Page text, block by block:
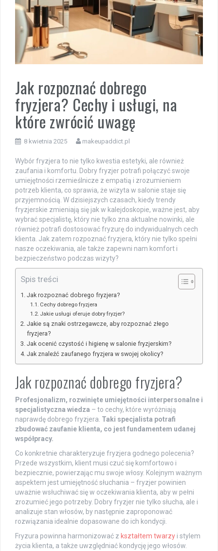
Jak rozpoznać dobrego
fryzjera? Cechy i usługi, na
które zwrócić uwagę
8 kwietnia 2025 makeupaddict.pl
Wybór fryzjera to nie tylko kwestia estetyki, ale również
zaufania i komfortu. Dobry fryzjer potrafi połączyć swoje
umiejętności rzemieślnicze z empatią i zrozumieniem
potrzeb klienta, co sprawia, że wizyta w salonie staje się
przyjemnością. W dzisiejszych czasach, kiedy trendy
fryzjerskie zmieniają się jak w kalejdoskopie, ważne jest, aby
wybrać specjalistę, który nie tylko zna aktualne nowinki, ale
również potrafi dostosować fryzurę do indywidualnych cech
klienta. Jak zatem rozpoznać fryzjera, który nie tylko spełni
nasze oczekiwania, ale także zapewni nam komfort i
bezpieczeństwo podczas wizyty?
Spis treści
Jak rozpoznać dobrego fryzjera?
Cechy dobrego fryzjera
Jakie usługi oferuje dobry fryzjer?
Jakie są znaki ostrzegawcze, aby rozpoznać złego
fryzjera?
Jak ocenić czystość i higienę w salonie fryzjerskim?
Jak znaleźć zaufanego fryzjera w swojej okolicy?
Jak rozpoznać dobrego fryzjera?
Profesjonalizm, rozwinięte umiejętności interpersonalne i
specjalistyczna wiedza – to cechy, które wyróżniają
naprawdę dobrego fryzjera. Taki specjalista potrafi
zbudować zaufanie klienta, co jest fundamentem udanej
współpracy.
Co konkretnie charakteryzuje fryzjera godnego polecenia?
Przede wszystkim, klient musi czuć się komfortowo i
bezpiecznie, powierzając mu swoje włosy. Kolejnym ważnym
aspektem jest umiejętność słuchania – fryzjer powinien
uważnie wsłuchiwać się w oczekiwania klienta, aby w pełni
zrozumieć jego potrzeby. Dobry fryzjer nie tylko słucha, ale i
analizuje stan włosów, by następnie zaproponować
rozwiązania idealnie dopasowane do ich kondycji.
Fryzura powinna harmonizować z kształtem twarzy i stylem
życia klienta, a także uwzględniać kondycję jego włosów.